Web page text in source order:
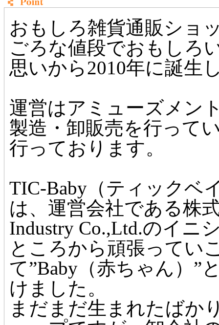
おもしろ雑貨通販ショ
ごろな値段でおもしろ
思いから2010年に誕生
運営はアミューズメン
製造・卸販売を行って
行っております。
TIC-Baby（ティックベ
は、運営会社である株
Industry Co.,Ltd.のイニ
ところから頑張ってい
て”Baby（赤ちゃん）”
けました。
まだまだ生まれたばか